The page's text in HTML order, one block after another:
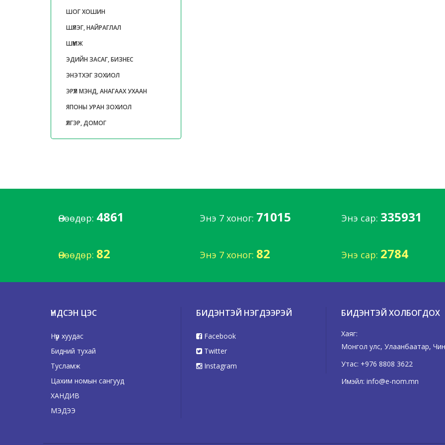
ШОГ ХОШИН
ШҮЛЭГ, НАЙРАГЛАЛ
ШҮҮМЖ
ЭДИЙН ЗАСАГ, БИЗНЕС
ЭНЭТХЭГ ЗОХИОЛ
ЭРҮҮЛ МЭНД, АНАГААХ УХААН
ЯПОНЫ УРАН ЗОХИОЛ
ҮЛГЭР, ДОМОГ
Өнөөдөр: 4861 Энэ 7 хоног: 71015 Энэ сар: 335931
Өнөөдөр: 82 Энэ 7 хоног: 82 Энэ сар: 2784
ҮНДСЭН ЦЭС
Нүүр хуудас
Бидний тухай
Тусламж
Цахим номын сангууд
ХАНДИВ
МЭДЭЭ
БИДЭНТЭЙ НЭГДЭЭРЭЙ
Facebook
Twitter
Instagram
БИДЭНТЭЙ ХОЛБОГДОХ
Хаяг:
Монгол улс, Улаанбаатар,
Утас: +976 8808 3622
Имэйл: info@e-nom.mn